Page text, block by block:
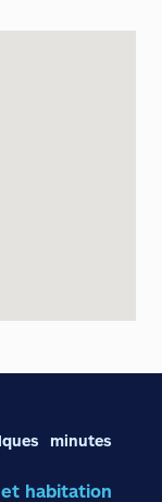
minutes
habitation